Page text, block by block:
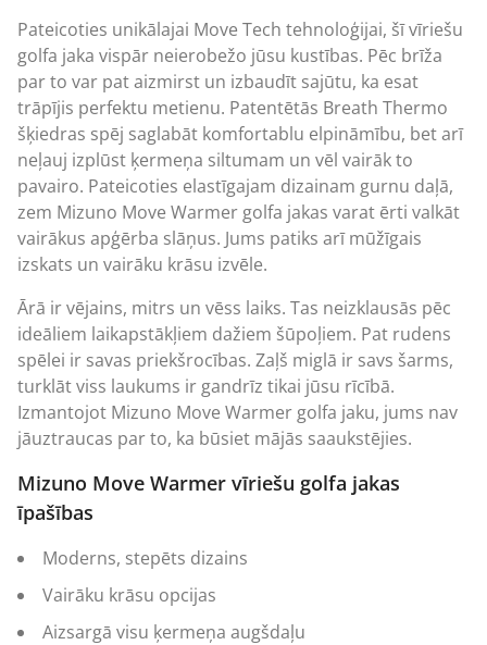
Pateicoties unikālajai Move Tech tehnoloģijai, šī vīriešu
golfa jaka vispār neierobežo jūsu kustības. Pēc brīža
par to var pat aizmirst un izbaudīt sajūtu, ka esat
trāpījis perfektu metienu. Patentētās Breath Thermo
šķiedras spēj saglabāt komfortablu elpināmību, bet arī
neļauj izplūst ķermeņa siltumam un vēl vairāk to
pavairo. Pateicoties elastīgajam dizainam gurnu daļā,
zem Mizuno Move Warmer golfa jakas varat ērti valkāt
vairākus apģērba slāņus. Jums patiks arī mūžīgais
izskats un vairāku krāsu izvēle.
Ārā ir vējains, mitrs un vēss laiks. Tas neizklausās pēc
ideāliem laikapstākļiem dažiem šūpoļiem. Pat rudens
spēlei ir savas priekšrocības. Zaļš miglā ir savs šarms,
turklāt viss laukums ir gandrīz tikai jūsu rīcībā.
Izmantojot Mizuno Move Warmer golfa jaku, jums nav
jāuztraucas par to, ka būsiet mājās saaukstējies.
Mizuno Move Warmer vīriešu golfa jakas
īpašības
Moderns, stepēts dizains
Vairāku krāsu opcijas
Aizsargā visu ķermeņa augšdaļu